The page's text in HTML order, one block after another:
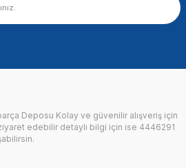
Deposu Kolay ve güvenilir alışveriş için
edebilir detaylı bilgi için ise 4446291